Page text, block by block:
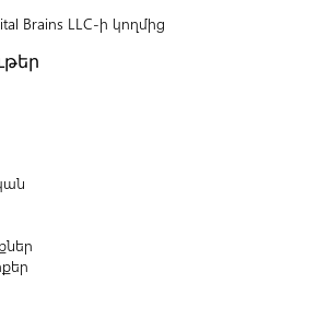
Brains LLC-ի կողմից